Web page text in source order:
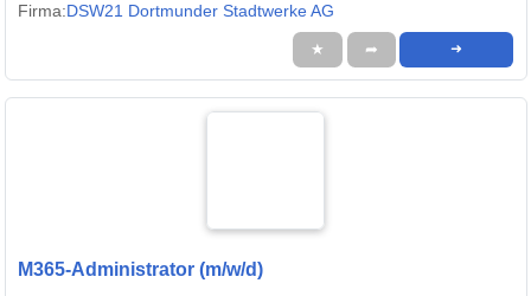
Firma:DSW21 Dortmunder Stadtwerke AG
★ ➦ ➜
M365-Administrator (m/w/d)